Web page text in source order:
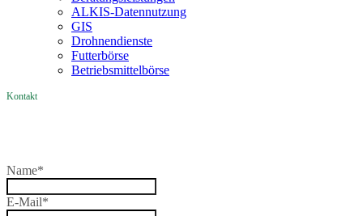
ALKIS-Datennutzung
GIS
Drohnendienste
Futterbörse
Betriebsmittelbörse
Kontakt
Name*
E-Mail*